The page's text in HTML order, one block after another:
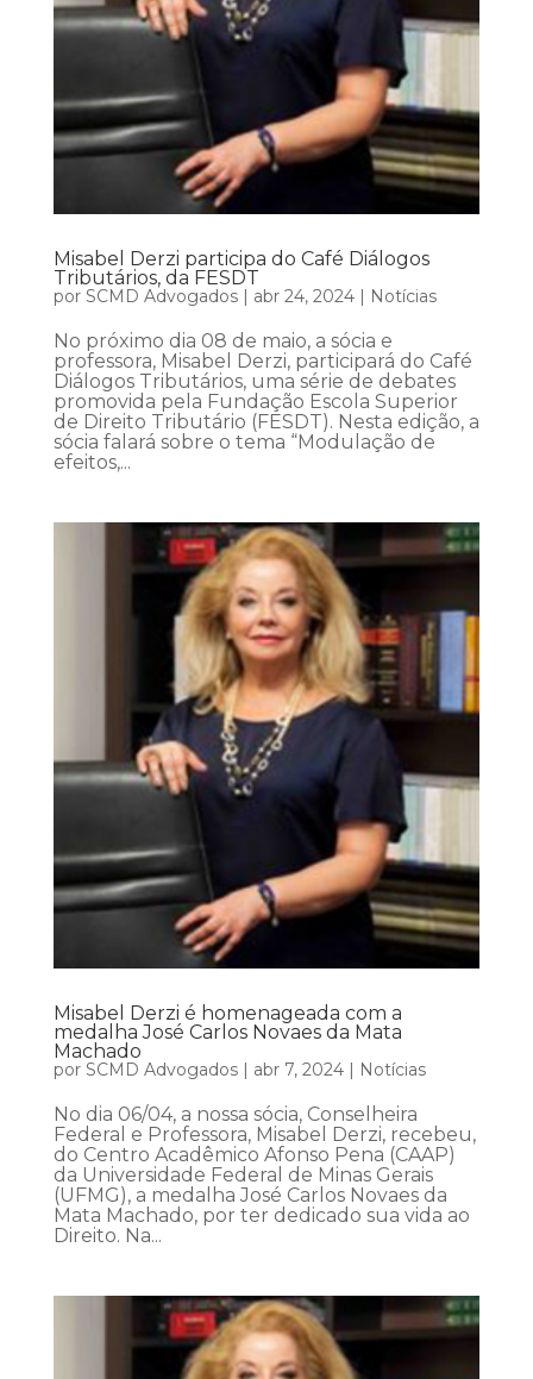
Misabel Derzi participa do Café Diálogos
Tributários, da FESDT
por SCMD Advogados| abr 24, 2024| Notícias
No próximo dia 08 de maio, a sócia e
professora, Misabel Derzi, participará do Café
Diálogos Tributários, uma série de debates
promovida pela Fundação Escola Superior
de Direito Tributário (FESDT). Nesta edição, a
sócia falará sobre o tema “Modulação de
efeitos,...
Misabel Derzi é homenageada com a
medalha José Carlos Novaes da Mata
Machado
por SCMD Advogados| abr 7, 2024| Notícias
No dia 06/04, a nossa sócia, Conselheira
Federal e Professora, Misabel Derzi, recebeu,
do Centro Acadêmico Afonso Pena (CAAP)
da Universidade Federal de Minas Gerais
(UFMG), a medalha José Carlos Novaes da
Mata Machado, por ter dedicado sua vida ao
Direito. Na...